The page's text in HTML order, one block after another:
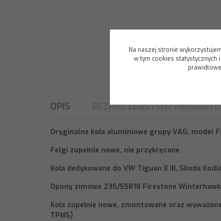
OPIS BEZPIECZEŃSTWO PRODUKTU
Oryginalne koła aluminiowe grupy VAG, model
Felgi zupełnie nowe, nie przykręcane
Koła dedykowane do VW Tiguan II III, Skoda
Opony zimowe 235/55R18 Firestone
Koła zupełnie nowe, zmontowane oraz
TPMS)
Na naszej stronie
w tym cookies statystycznych